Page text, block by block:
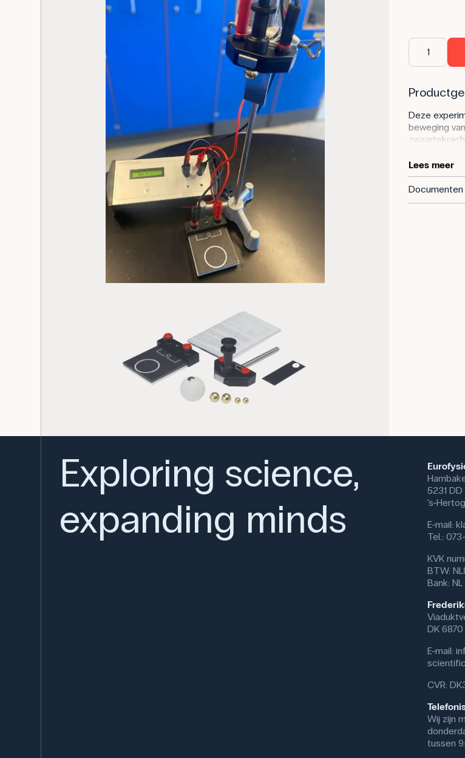
Deze
beweging
Lees meer
Documenten
Exploring science,
expanding minds
5231 DD
's-
E-mail:
Tel.:
KVK
BTW:
Bank:
DK
E-mail:
CVR:
Wij zijn
tussen